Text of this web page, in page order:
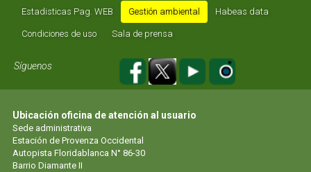
Estadisticas Pag. WEB Gestión ambiental Habeas data
Condiciones de uso Sala de prensa
Síguenos
Ubicación oficina de atención al usuario
Sede administrativa
Estación de Provenza Occidental
Autopista Floridablanca N° 86-30
Barrio Diamante II